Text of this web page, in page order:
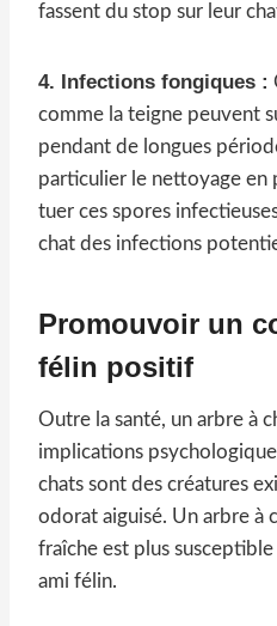
fassent du stop sur leur
4. Infections fongiques :
comme la teigne peuvent
pendant de longues
particulier le nettoyage en
tuer ces spores
chat des infections
Promouvoir un
félin positif
Outre la santé, un arbre à
implications
chats sont des créatures
odorat aiguisé. Un arbre à
fraîche est plus
ami félin.